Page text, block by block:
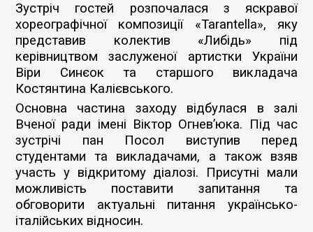
Зустріч гостей розпочалася з яскравої
хореографічної композиції «Tarantella», яку
представив колектив «Либідь» під
керівництвом заслуженої артистки України
Віри Синєок та старшого викладача
Костянтина Калієвського.
Основна частина заходу відбулася в залі
Вченої ради імені Віктор Огнев’юка. Під час
зустрічі пан Посол виступив перед
студентами та викладачами, а також взяв
участь у відкритому діалозі. Присутні мали
можливість поставити запитання та
обговорити актуальні питання українсько-
італійських відносин.